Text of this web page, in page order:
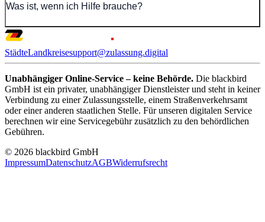
Was ist, wenn ich Hilfe brauche?
StädteLandkreisesupport@zulassung.digital
Unabhängiger Online-Service – keine Behörde. Die blackbird
GmbH ist ein privater, unabhängiger Dienstleister und steht in keiner
Verbindung zu einer Zulassungsstelle, einem Straßenverkehrsamt
oder einer anderen staatlichen Stelle. Für unseren digitalen Service
berechnen wir eine Servicegebühr zusätzlich zu den behördlichen
Gebühren.
© 2026 blackbird GmbH
ImpressumDatenschutzAGBWiderrufsrecht